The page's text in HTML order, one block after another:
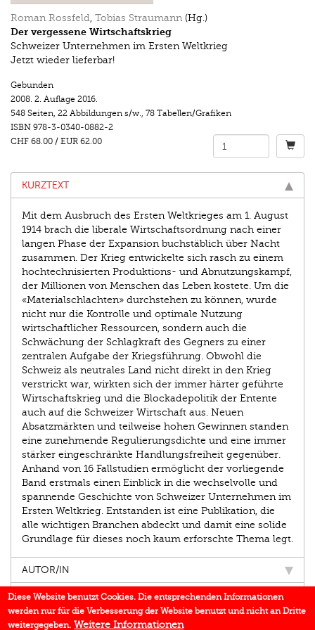
Roman Rossfeld, Tobias Straumann (Hg.)
Der vergessene Wirtschaftskrieg
Schweizer Unternehmen im Ersten Weltkrieg
Jetzt wieder lieferbar!
Gebunden
2008. 2. Auflage 2016.
548 Seiten, 22 Abbildungen s/w., 78 Tabellen/Grafiken
ISBN 978-3-0340-0882-2
CHF 68.00 / EUR 62.00
KURZTEXT
Mit dem Ausbruch des Ersten Weltkrieges am 1. August
1914 brach die liberale Wirtschaftsordnung nach einer
langen Phase der Expansion buchstäblich über Nacht
zusammen. Der Krieg entwickelte sich rasch zu einem
hochtechnisierten Produktions- und Abnutzungskampf,
der Millionen von Menschen das Leben kostete. Um die
«Materialschlachten» durchstehen zu können, wurde
nicht nur die Kontrolle und optimale Nutzung
wirtschaftlicher Ressourcen, sondern auch die
Schwächung der Schlagkraft des Gegners zu einer
zentralen Aufgabe der Kriegsführung. Obwohl die
Schweiz als neutrales Land nicht direkt in den Krieg
verstrickt war, wirkten sich der immer härter geführte
Wirtschaftskrieg und die Blockadepolitik der Entente
auch auf die Schweizer Wirtschaft aus. Neuen
Absatzmärkten und teilweise hohen Gewinnen standen
eine zunehmende Regulierungsdichte und eine immer
stärker eingeschränkte Handlungsfreiheit gegenüber.
Anhand von 16 Fallstudien ermöglicht der vorliegende
Band erstmals einen Einblick in die wechselvolle und
spannende Geschichte von Schweizer Unternehmen im
Ersten Weltkrieg. Entstanden ist eine Publikation, die
alle wichtigen Branchen abdeckt und damit eine solide
Grundlage für dieses noch kaum erforschte Thema legt.
AUTOR/IN
EINBLICK
IN DEN MEDIEN
Diese Website benutzt Cookies. Die entsprechenden Informationen
werden nur für die Verbesserung der Website benutzt und nicht an Dritte
weitergegeben. Weitere Informationen